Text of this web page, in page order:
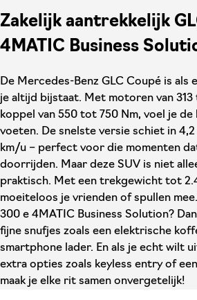
Zakelijk aantrekkelijk
4MATIC Business
De Mercedes-Benz GLC Coupé is als
je altijd bijstaat. Met motoren van
koppel van 550 tot 750 Nm, voel je
voeten. De snelste versie schiet in 4,2
km/u – perfect voor die momenten
doorrijden. Maar deze SUV is niet
praktisch. Met een trekgewicht tot
moeiteloos je vrienden of spullen
300 e 4MATIC Business Solution?
fijne snufjes zoals een elektrische
smartphone lader. En als je echt wilt
extra opties zoals keyless entry of
maak je elke rit samen onvergetelijk!